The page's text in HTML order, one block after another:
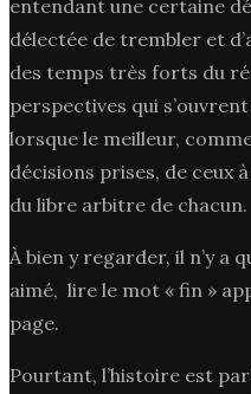
entendant une certaine
délectée de trembler et
des temps très forts du
perspectives qui
lorsque le meilleur,
décisions prises, de ceux
du libre arbitre de chacun.
À bien y regarder, il n’y a
aimé, lire le mot « fin »
page.
Pourtant, l’histoire est